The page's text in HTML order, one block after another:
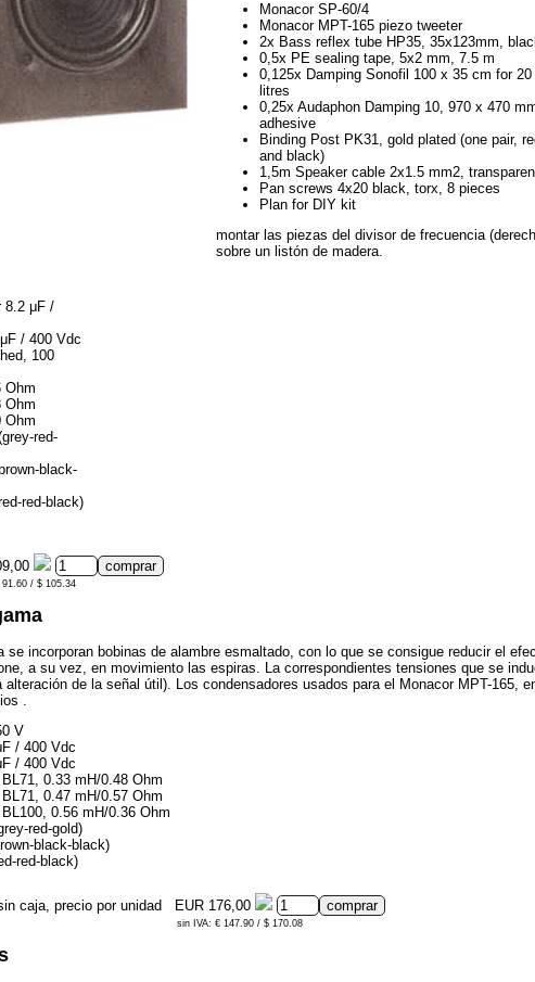
Monacor SP-60/4
Monacor MPT-165 piezo tweeter
2x Bass reflex tube HP35, 35x123mm,
0,5x PE sealing tape, 5x2 mm, 7.5 m
0,125x Damping Sonofil 100 x 35 cm for 20
litres
0,25x Audaphon Damping 10, 970 x 470
adhesive
Binding Post PK31, gold plated (one pair,
and black)
1,5m Speaker cable 2x1.5 mm2,
Pan screws 4x20 black, torx, 8 pieces
Plan for DIY kit
montar las piezas del divisor de frecuencia
sobre un listón de madera.
8.2 μF /
/ 400 Vdc
100
Ohm
Ohm
Ohm
red-
black-
red-black)
/ $ 105.34
incorporan bobinas de alambre esmaltado, con lo que se consigue reducir el
a su vez, en movimiento las espiras. La correspondientes tensiones que se
de la señal útil). Los condensadores usados para el Monacor MPT-165,
.
V
/ 400 Vdc
/ 400 Vdc
0.33 mH/0.48 Ohm
0.47 mH/0.57 Ohm
0.56 mH/0.36 Ohm
red-gold)
black-black)
red-black)
caja, precio por unidad EUR 176,00
sin IVA: € 147.90 / $ 170.08